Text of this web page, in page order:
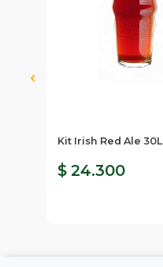
Kit Irish Red Ale 30L
$ 24.300